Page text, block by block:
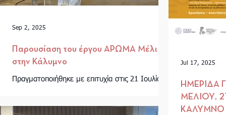
Παρουσίαση του έργου ΑΡΩΜΑ Μέλι
στην Κάλυμνο
Πραγματοποιήθηκε με επιτυχία στις 21 Ιουλίου,
Sep 2, 2025
ΗΜΕΡΙΔΑ
ΜΕΛΙΟΥ,
ΚΑΛΥΜΝΟ
Jul 17, 2025